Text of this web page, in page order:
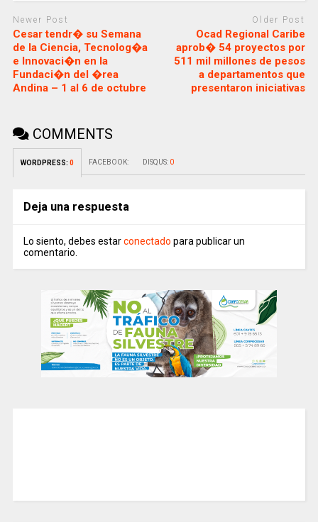
Newer Post
Cesar tendr� su Semana
de la Ciencia, Tecnolog�a
e Innovaci�n en la
Fundaci�n del �rea
Andina – 1 al 6 de octubre
Older Post
Ocad Regional Caribe
aprob� 54 proyectos por
511 mil millones de pesos
a departamentos que
presentaron iniciativas
COMMENTS
WORDPRESS: 0 FACEBOOK: DISQUS: 0
Deja una respuesta
Lo siento, debes estarconectado para publicar un
comentario.